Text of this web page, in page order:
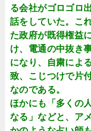
る会社がゴロゴロ
話をしていた。こ
た政府が既得権益
け、電通の中抜き
になり、自粛によ
致、こじつけで片
なのである。
ほかにも「多くの
なる」などと、ア